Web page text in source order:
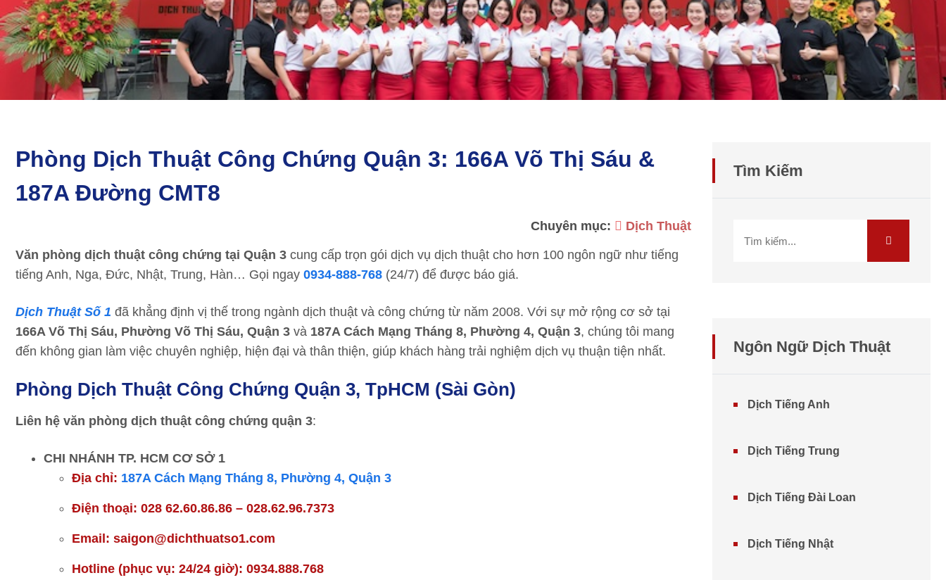
Phòng Dịch Thuật Công Chứng Quận 3: 166A Võ Thị Sáu &
187A Đường CMT8
Chuyên mục: Dịch Thuật
Văn phòng dịch thuật công chứng tại Quận 3 cung cấp trọn gói dịch vụ dịch thuật cho hơn 100 ngôn ngữ như tiếng
tiếng Anh, Nga, Đức, Nhật, Trung, Hàn… Gọi ngay 0934-888-768 (24/7) để được báo giá.
Dịch Thuật Số 1 đã khẳng định vị thế trong ngành dịch thuật và công chứng từ năm 2008. Với sự mở rộng cơ sở tại
166A Võ Thị Sáu, Phường Võ Thị Sáu, Quận 3 và 187A Cách Mạng Tháng 8, Phường 4, Quận 3, chúng tôi mang
đến không gian làm việc chuyên nghiệp, hiện đại và thân thiện, giúp khách hàng trải nghiệm dịch vụ thuận tiện nhất.
Phòng Dịch Thuật Công Chứng Quận 3, TpHCM (Sài Gòn)
Liên hệ văn phòng dịch thuật công chứng quận 3:
CHI NHÁNH TP. HCM CƠ SỞ 1
Địa chỉ: 187A Cách Mạng Tháng 8, Phường 4, Quận 3
Điện thoại: 028 62.60.86.86 – 028.62.96.7373
Email: saigon@dichthuatso1.com
Hotline (phục vụ: 24/24 giờ): 0934.888.768
Tìm Kiếm
Ngôn Ngữ Dịch Thuật
Dịch Tiếng Anh
Dịch Tiếng Trung
Dịch Tiếng Đài Loan
Dịch Tiếng Nhật